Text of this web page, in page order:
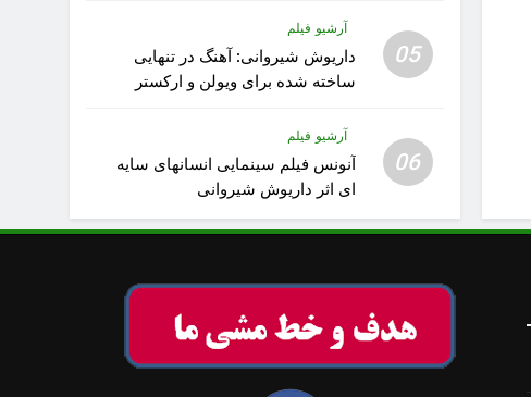
05
آرشیو فیلم
داریوش شیروانی: آهنگ در تنهایی
ساخته شده برای ویولن و ارکستر
06
آرشیو فیلم
آنونس فیلم سینمایی انسانهای سایه
ای اثر داریوش شیروانی